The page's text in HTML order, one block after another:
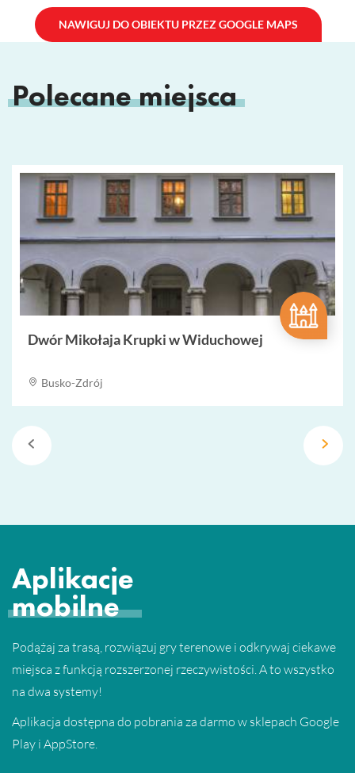
NAWIGUJ DO OBIEKTU PRZEZ GOOGLE MAPS
Polecane miejsca
Dwór Mikołaja Krupki w Widuchowej
Busko-Zdrój
Aplikacje
mobilne
Podążaj za trasą, rozwiązuj gry terenowe i odkrywaj ciekawe
miejsca z funkcją rozszerzonej rzeczywistości. A to wszystko
na dwa systemy!
Aplikacja dostępna do pobrania za darmo w sklepach Google
Play i AppStore.